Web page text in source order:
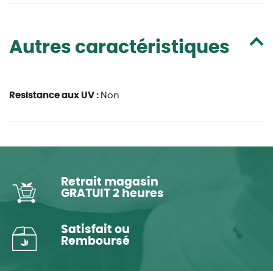
Autres caractéristiques
Resistance aux UV : Non
Retrait magasin
GRATUIT 2 heures
Satisfait ou
Remboursé